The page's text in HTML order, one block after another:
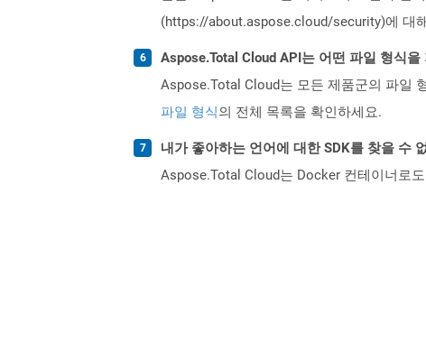
(https://about.aspose.cloud/security)에 대
Aspose.Total Cloud API는 어떤 파일 형식을
Aspose.Total Cloud는 모든 제품군의 파일
파일 형식의 전체 목록을 확인하세요.
내가 좋아하는 언어에 대한 SDK를 찾을 수
Aspose.Total Cloud는 Docker 컨테이너로